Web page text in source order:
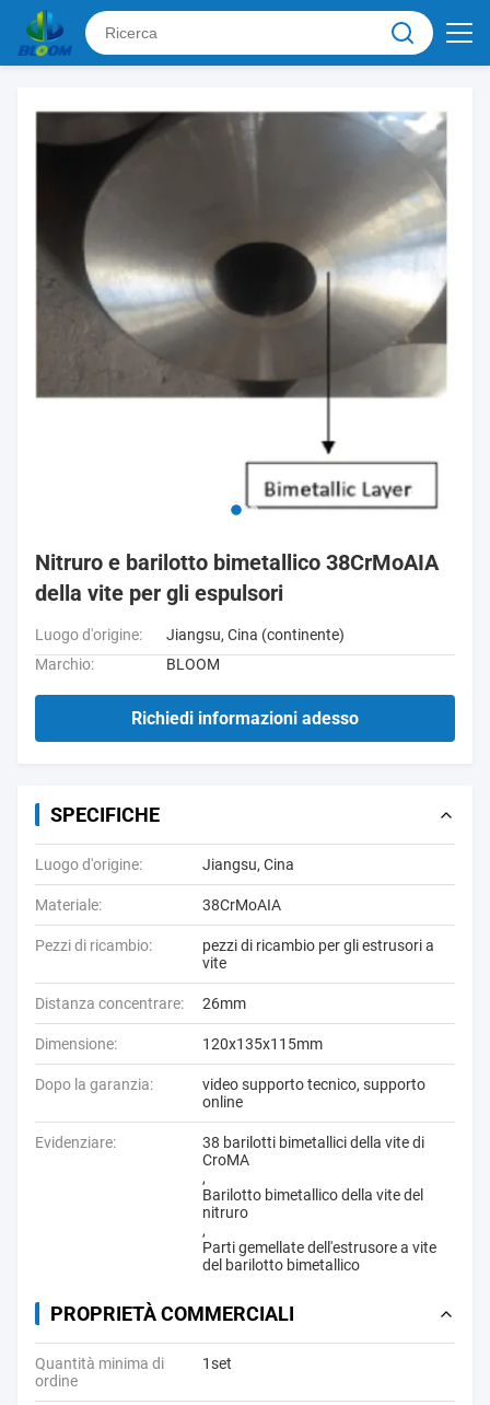
Nitruro e barilotto bimetallico 38CrMoAIA
della vite per gli espulsori
Luogo d'origine:
Jiangsu, Cina (continente)
Marchio:
BLOOM
Richiedi informazioni adesso
SPECIFICHE
Luogo d'origine: Jiangsu, Cina
Materiale: 38CrMoAIA
Pezzi di ricambio:
pezzi di ricambio per gli estrusori a
vite
Distanza concentrare: 26mm
Dimensione: 120x135x115mm
Dopo la garanzia:
video supporto tecnico, supporto
online
Evidenziare:
38 barilotti bimetallici della vite di
CroMA
,
Barilotto bimetallico della vite del
nitruro
,
Parti gemellate dell'estrusore a vite
del barilotto bimetallico
PROPRIETÀ COMMERCIALI
Quantità minima di
ordine
1set